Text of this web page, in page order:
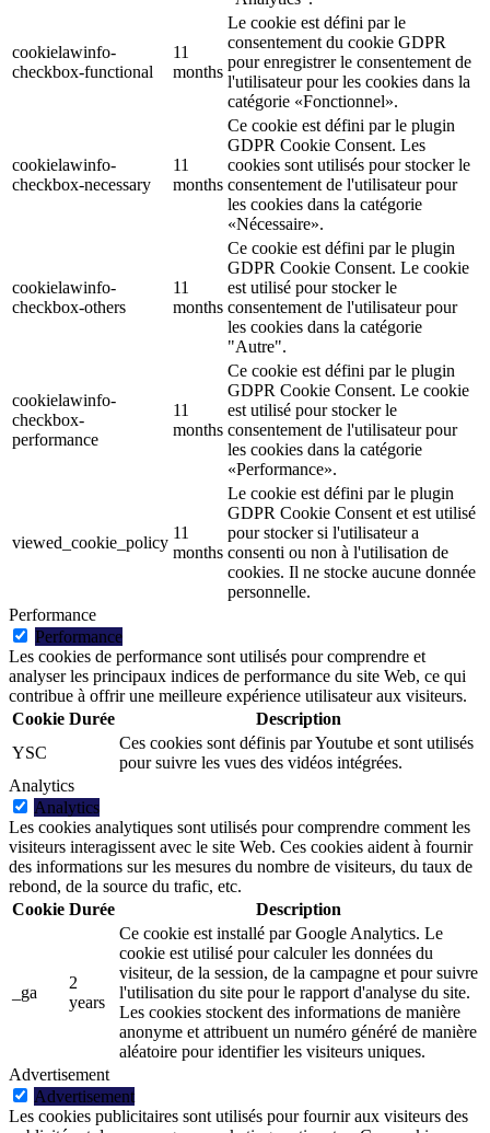
cookielawinfo-
checkbox-functional
11
months
Le cookie est défini par le
consentement du cookie GDPR
pour enregistrer le consentement de
l'utilisateur pour les cookies dans la
catégorie «Fonctionnel».
cookielawinfo-
checkbox-necessary
11
months
Ce cookie est défini par le plugin
GDPR Cookie Consent. Les
cookies sont utilisés pour stocker le
consentement de l'utilisateur pour
les cookies dans la catégorie
«Nécessaire».
cookielawinfo-
checkbox-others
11
months
Ce cookie est défini par le plugin
GDPR Cookie Consent. Le cookie
est utilisé pour stocker le
consentement de l'utilisateur pour
les cookies dans la catégorie
"Autre".
cookielawinfo-
checkbox-
performance
11
months
Ce cookie est défini par le plugin
GDPR Cookie Consent. Le cookie
est utilisé pour stocker le
consentement de l'utilisateur pour
les cookies dans la catégorie
«Performance».
viewed_cookie_policy
11
months
Le cookie est défini par le plugin
GDPR Cookie Consent et est utilisé
pour stocker si l'utilisateur a
consenti ou non à l'utilisation de
cookies. Il ne stocke aucune donnée
personnelle.
Performance
Performance
Les cookies de performance sont utilisés pour comprendre et
analyser les principaux indices de performance du site Web, ce qui
contribue à offrir une meilleure expérience utilisateur aux visiteurs.
Cookie Durée
Description
YSC
Ces cookies sont définis par Youtube et sont utilisés
pour suivre les vues des vidéos intégrées.
Analytics
Analytics
Les cookies analytiques sont utilisés pour comprendre comment les
visiteurs interagissent avec le site Web. Ces cookies aident à fournir
des informations sur les mesures du nombre de visiteurs, du taux de
rebond, de la source du trafic, etc.
Cookie Durée Description
_ga
2
years
Ce cookie est installé par Google Analytics. Le
cookie est utilisé pour calculer les données du
visiteur, de la session, de la campagne et pour suivre
l'utilisation du site pour le rapport d'analyse du site.
Les cookies stockent des informations de manière
anonyme et attribuent un numéro généré de manière
aléatoire pour identifier les visiteurs uniques.
Advertisement
Advertisement
Les cookies publicitaires sont utilisés pour fournir aux visiteurs des